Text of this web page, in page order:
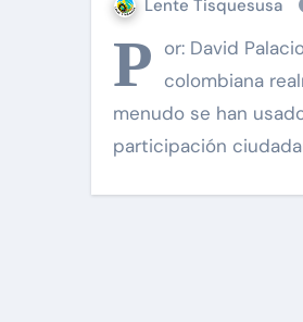
Lente Tisquesusa
P or: David
colombiana
menudo se han
participación